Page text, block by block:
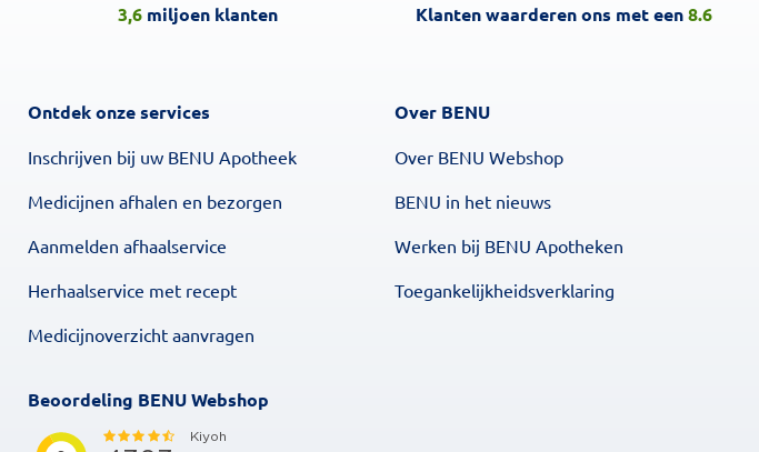
3,6 miljoen klanten Klanten waarderen ons met een8.6
Ontdek onze services
Inschrijven bij uw BENU Apotheek
Medicijnen afhalen en bezorgen
Aanmelden afhaalservice
Herhaalservice met recept
Medicijnoverzicht aanvragen
Beoordeling BENU Webshop
Over BENU
Over BENU Webshop
BENU in het nieuws
Werken bij BENU Apotheken
Toegankelijkheidsverklaring